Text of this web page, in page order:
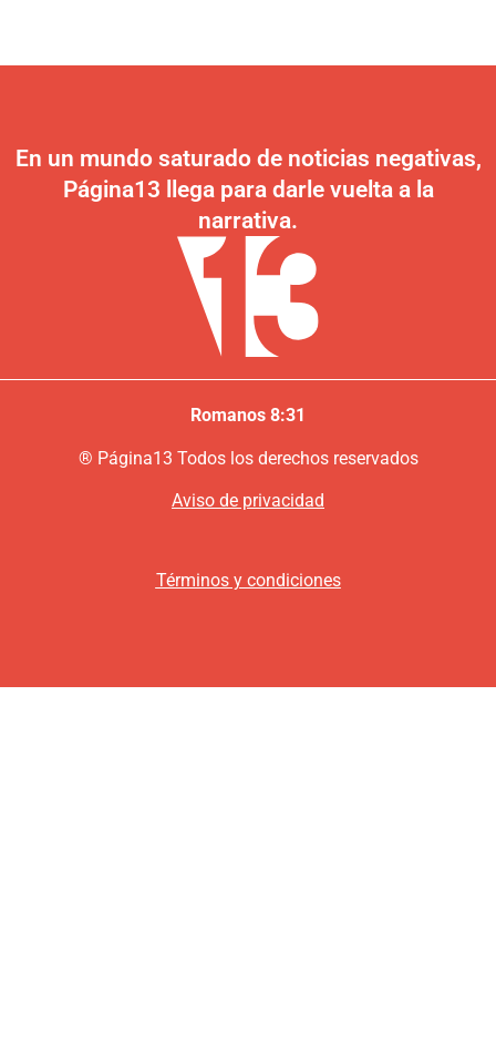
En un mundo saturado de noticias negativas,
Página13 llega para darle vuelta a la
narrativa.
Romanos 8:31
® Página13 Todos los derechos reservados
Aviso de privacidad
Términos y condiciones